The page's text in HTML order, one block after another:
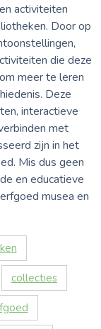
activiteiten
Door op
die deze
meer te leren
Deze
interactieve
met
zijn in het
Mis dus geen
en educatieve
musea en
collecties